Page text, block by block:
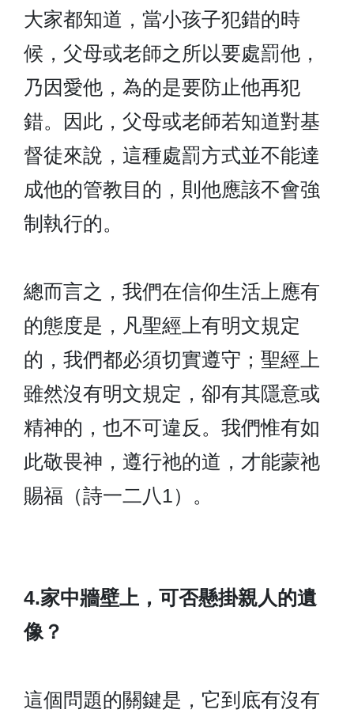
大家都知道，當小孩子犯錯的時
候，父母或老師之所以要處罰他，
乃因愛他，為的是要防止他再犯
錯。因此，父母或老師若知道對基
督徒來說，這種處罰方式並不能達
成他的管教目的，則他應該不會強
制執行的。
總而言之，我們在信仰生活上應有
的態度是，凡聖經上有明文規定
的，我們都必須切實遵守；聖經上
雖然沒有明文規定，卻有其隱意或
精神的，也不可違反。我們惟有如
此敬畏神，遵行祂的道，才能蒙祂
賜福（詩一二八1）。
4.家中牆壁上，可否懸掛親人的遺
像？
這個問題的關鍵是，它到底有沒有